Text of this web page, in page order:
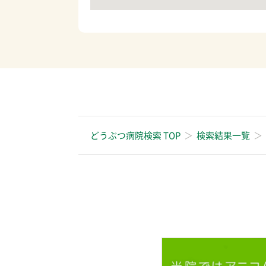
どうぶつ病院検索 TOP 検索結果一覧